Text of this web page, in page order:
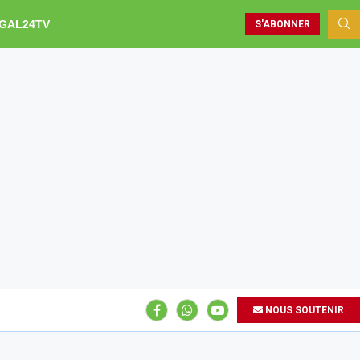
S'ABONNER
NOUS SOUTENIR